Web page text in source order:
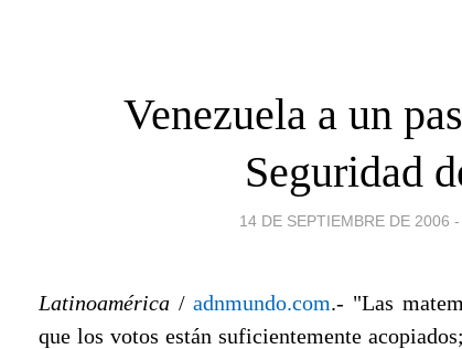
Venezuela a un
Seguridad
14 DE SEPTIEMBRE DE 2006
Latinoamérica /adnmundo.com.- "Las
que los votos están suficientemente